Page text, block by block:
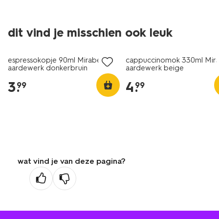
dit vind je misschien ook leuk
2+1 gratis
espressokopje 90ml Mirabeau
aardewerk donkerbruin
3.
99
2+1 gratis
cappuccinomok 330ml
aardewerk beige
4.
99
wat vind je van deze pagina?